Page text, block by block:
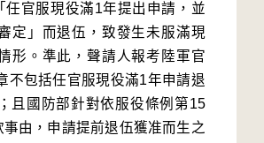
任官服現役滿1年提出申請，並
定」而退伍，致發生未服滿現
形。準此，聲請人報考陸軍官
不包括任官服現役滿1年申請退
且國防部針對依服役條例第15
由，申請提前退伍獲准而生之